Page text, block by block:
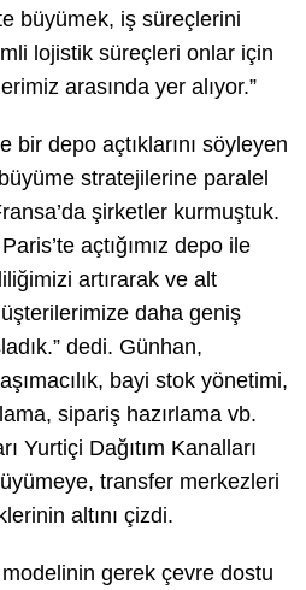
büyümek, iş süreçlerini
lojistik süreçleri onlar için
arasında yer alıyor.”
bir depo açtıklarını söyleyen
stratejilerine paralel
şirketler kurmuştuk.
açtığımız depo ile
artırarak ve alt
daha geniş
dedi. Günhan,
bayi stok yönetimi,
sipariş hazırlama vb.
Yurtiçi Dağıtım Kanalları
transfer merkezleri
altını çizdi.
modelinin gerek çevre dostu